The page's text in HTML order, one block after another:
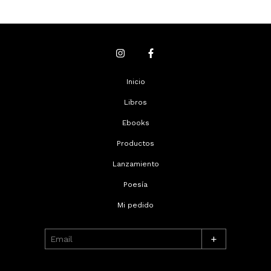
Inicio
Libros
Ebooks
Productos
Lanzamiento
Poesía
Mi pedido
+